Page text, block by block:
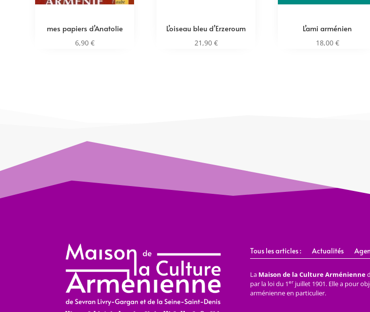
mes papiers d’Anatolie
6,90 €
L’oiseau bleu d’Erzeroum
21,90 €
L’ami arménien
18,00 €
Tous les articles : Actualités
La Maison de la Culture Arménienne
par la loi du 1erjuillet 1901. Elle a pour
arménienne en particulier.